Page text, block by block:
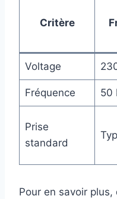
Critère
Voltage
Fréquence 50
Prise
standard
Pour en savoir